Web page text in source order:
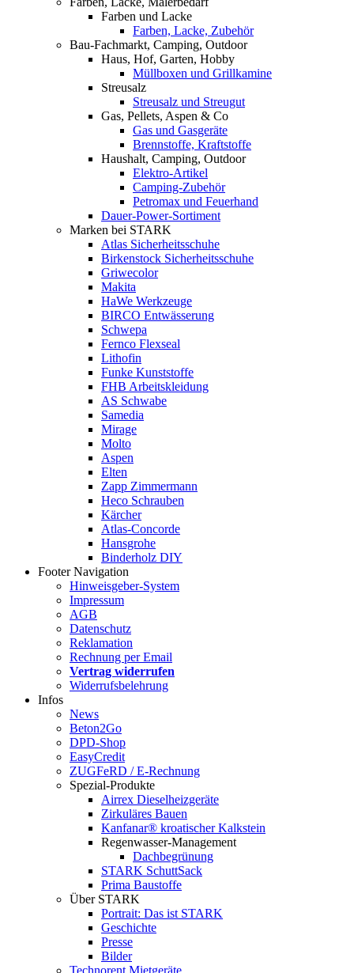
Farben und Lacke
Farben, Lacke, Zubehör
Bau-Fachmarkt, Camping, Outdoor
Haus, Hof, Garten, Hobby
Müllboxen und Grillkamine
Streusalz
Streusalz und Streugut
Gas, Pellets, Aspen & Co
Gas und Gasgeräte
Brennstoffe, Kraftstoffe
Haushalt, Camping, Outdoor
Elektro-Artikel
Camping-Zubehör
Petromax und Feuerhand
Dauer-Power-Sortiment
Marken bei STARK
Atlas Sicherheitsschuhe
Birkenstock Sicherheitsschuhe
Griwecolor
Makita
HaWe Werkzeuge
BIRCO Entwässerung
Schwepa
Fernco Flexseal
Lithofin
Funke Kunststoffe
FHB Arbeitskleidung
AS Schwabe
Samedia
Mirage
Molto
Aspen
Elten
Zapp Zimmermann
Heco Schrauben
Kärcher
Atlas-Concorde
Hansgrohe
Binderholz DIY
Footer Navigation
Hinweisgeber-System
Impressum
AGB
Datenschutz
Reklamation
Rechnung per Email
Vertrag widerrufen
Widerrufsbelehrung
Infos
News
Beton2Go
DPD-Shop
EasyCredit
ZUGFeRD / E-Rechnung
Spezial-Produkte
Airrex Dieselheizgeräte
Zirkuläres Bauen
Kanfanar® kroatischer Kalkstein
Regenwasser-Management
Dachbegrünung
STARK SchuttSack
Prima Baustoffe
Über STARK
Portrait: Das ist STARK
Geschichte
Presse
Bilder
Technorent Mietgeräte